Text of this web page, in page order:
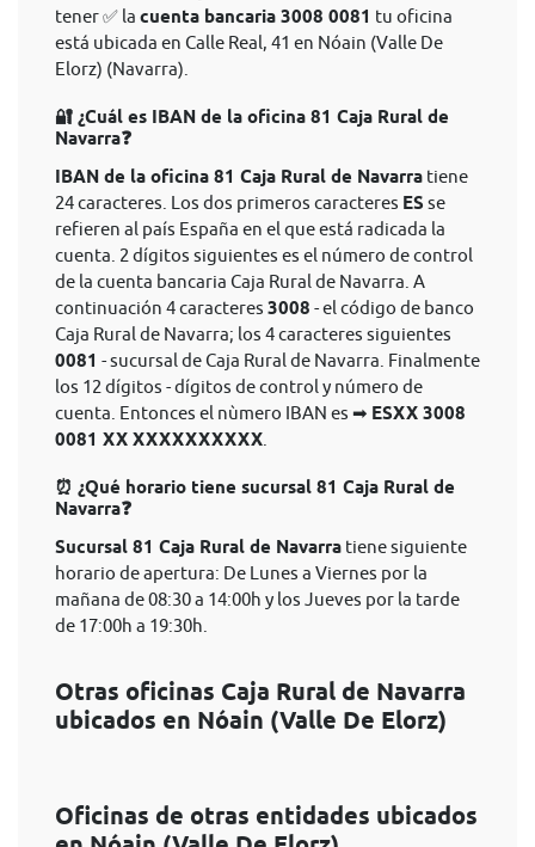
tener ✅ la cuenta bancaria 3008 0081 tu oficina
está ubicada en Calle Real, 41 en Nóain (Valle De
Elorz) (Navarra).
🔐 ¿Cuál es IBAN de la oficina 81 Caja Rural de
Navarra❓
IBAN de la oficina 81 Caja Rural de Navarra tiene
24 caracteres. Los dos primeros caracteres ES se
refieren al país España en el que está radicada la
cuenta. 2 dígitos siguientes es el número de control
de la cuenta bancaria Caja Rural de Navarra. A
continuación 4 caracteres 3008 - el código de banco
Caja Rural de Navarra; los 4 caracteres siguientes
0081 - sucursal de Caja Rural de Navarra. Finalmente
los 12 dígitos - dígitos de control y número de
cuenta. Entonces el nùmero IBAN es ➡ ESXX 3008
0081 XX XXXXXXXXXX
⏰ ¿Qué horario tiene sucursal 81 Caja Rural de
Navarra❓
Sucursal 81 Caja Rural de Navarra tiene siguiente
horario de apertura: De Lunes a Viernes por la
mañana de 08:30 a 14:00h y los Jueves por la tarde
de 17:00h a 19:30h.
Otras oficinas Caja Rural de Navarra
ubicados en Nóain (Valle De Elorz)
Oficinas de otras entidades ubicados